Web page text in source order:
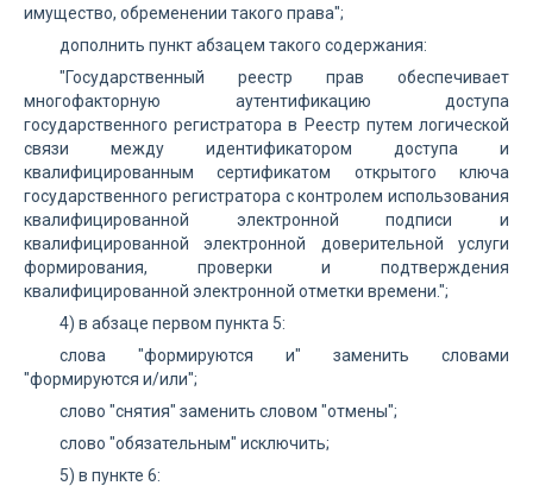
имущество, обременении такого права";
дополнить пункт абзацем такого содержания:
"Государственный реестр прав обеспечивает
многофакторную аутентификацию доступа
государственного регистратора в Реестр путем логической
связи между идентификатором доступа и
квалифицированным сертификатом открытого ключа
государственного регистратора с контролем использования
квалифицированной электронной подписи и
квалифицированной электронной доверительной услуги
формирования, проверки и подтверждения
квалифицированной электронной отметки времени.";
4) в абзаце первом пункта 5:
слова "формируются и" заменить словами
"формируются и/или";
слово "снятия" заменить словом "отмены";
слово "обязательным" исключить;
5) в пункте 6: